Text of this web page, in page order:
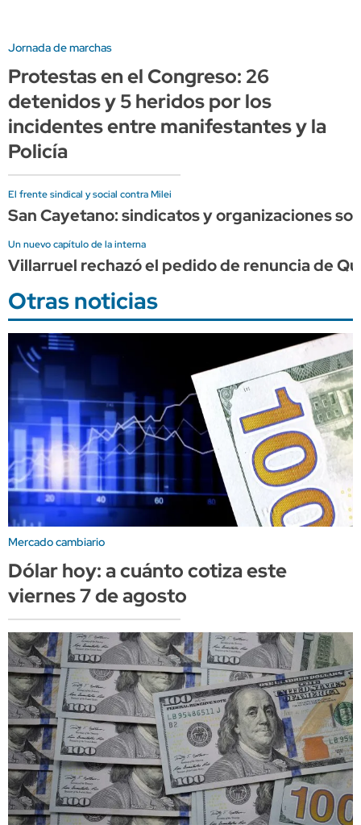
Jornada de marchas
Protestas en el Congreso: 26
detenidos y 5 heridos por los
incidentes entre manifestantes y la
Policía
El frente sindical y social contra Milei
San Cayetano: sindicatos y organizaciones
Un nuevo capítulo de la interna
Villarruel rechazó el pedido de renuncia de
Otras noticias
Mercado cambiario
Dólar hoy: a cuánto cotiza este
viernes 7 de agosto